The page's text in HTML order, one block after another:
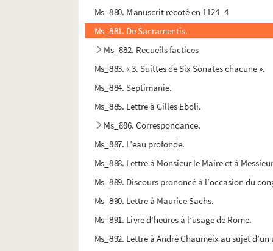
Ms_880. Manuscrit recoté en 1124_4
Ms_881. De Sacramentis.
Ms_882. Recueils factices
Ms_883. « 3. Suittes de Six Sonates chacune ».
Ms_884. Septimanie.
Ms_885. Lettre à Gilles Eboli.
Ms_886. Correspondance.
Ms_887. L’eau profonde.
Ms_888. Lettre à Monsieur le Maire et à
Ms_889. Discours prononcé à l’occasion du
Ms_890. Lettre à Maurice Sachs.
Ms_891. Livre d’heures à l’usage de Rome.
Ms_892. Lettre à André Chaumeix au sujet